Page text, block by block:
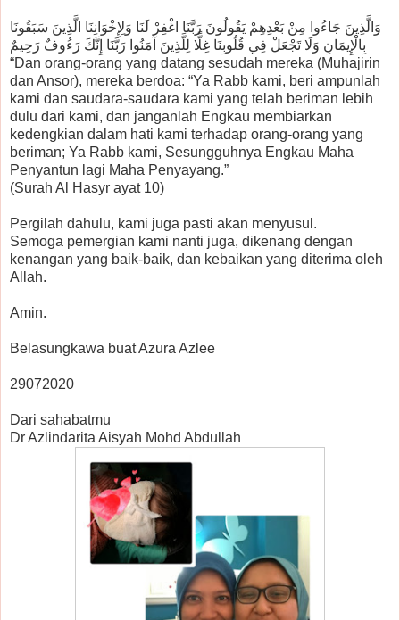
وَالَّذِينَ جَاءُوا مِنْ بَعْدِهِمْ يَقُولُونَ رَبَّنَا اغْفِرْ لَنَا وَلِإِخْوَانِنَا الَّذِينَ سَبَقُونَا
بِالْإِيمَانِ وَلَا تَجْعَلْ فِي قُلُوبِنَا غِلًّا لِلَّذِينَ آمَنُوا رَبَّنَا إِنَّكَ رَءُوفٌ رَحِيمٌ
“Dan orang-orang yang datang sesudah mereka (Muhajirin
dan Ansor), mereka berdoa: “Ya Rabb kami, beri ampunlah
kami dan saudara-saudara kami yang telah beriman lebih
dulu dari kami, dan janganlah Engkau membiarkan
kedengkian dalam hati kami terhadap orang-orang yang
beriman; Ya Rabb kami, Sesungguhnya Engkau Maha
Penyantun lagi Maha Penyayang.”
(Surah Al Hasyr ayat 10)
Pergilah dahulu, kami juga pasti akan menyusul.
Semoga pemergian kami nanti juga, dikenang dengan
kenangan yang baik-baik, dan kebaikan yang diterima oleh
Allah.
Amin.
Belasungkawa buat Azura Azlee
29072020
Dari sahabatmu
Dr Azlindarita Aisyah Mohd Abdullah